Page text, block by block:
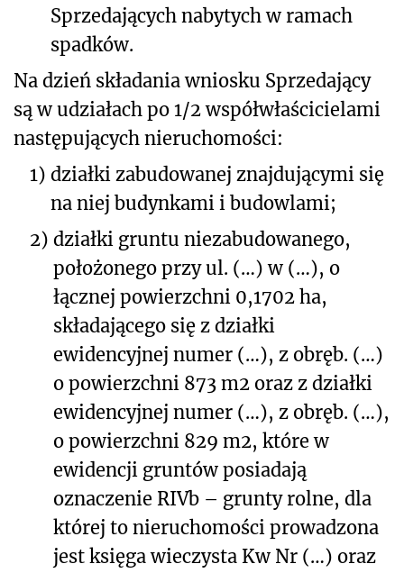
Sprzedających nabytych w ramach
spadków.
Na dzień składania wniosku Sprzedający
są w udziałach po 1/2 współwłaścicielami
następujących nieruchomości:
1) działki zabudowanej znajdującymi się
na niej budynkami i budowlami;
2) działki gruntu niezabudowanego,
położonego przy ul. (…) w (…), o
łącznej powierzchni 0,1702 ha,
składającego się z działki
ewidencyjnej numer (…), z obręb. (…)
o powierzchni 873 m2 oraz z działki
ewidencyjnej numer (…), z obręb. (…),
o powierzchni 829 m2, które w
ewidencji gruntów posiadają
oznaczenie RIVb – grunty rolne, dla
której to nieruchomości prowadzona
jest księga wieczysta Kw Nr (…) oraz